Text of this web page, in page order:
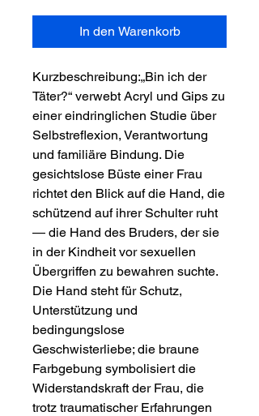
In den Warenkorb
Kurzbeschreibung:„Bin ich der
Täter?“ verwebt Acryl und Gips zu
einer eindringlichen Studie über
Selbstreflexion, Verantwortung
und familiäre Bindung. Die
gesichtslose Büste einer Frau
richtet den Blick auf die Hand, die
schützend auf ihrer Schulter ruht
— die Hand des Bruders, der sie
in der Kindheit vor sexuellen
Übergriffen zu bewahren suchte.
Die Hand steht für Schutz,
Unterstützung und
bedingungslose
Geschwisterliebe; die braune
Farbgebung symbolisiert die
Widerstandskraft der Frau, die
trotz traumatischer Erfahrungen